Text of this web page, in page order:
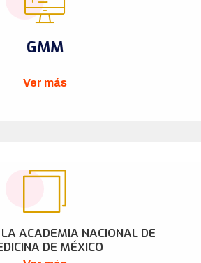
GMM
Ver más
ACADEMIA NACIONAL DE
DE MÉXICO